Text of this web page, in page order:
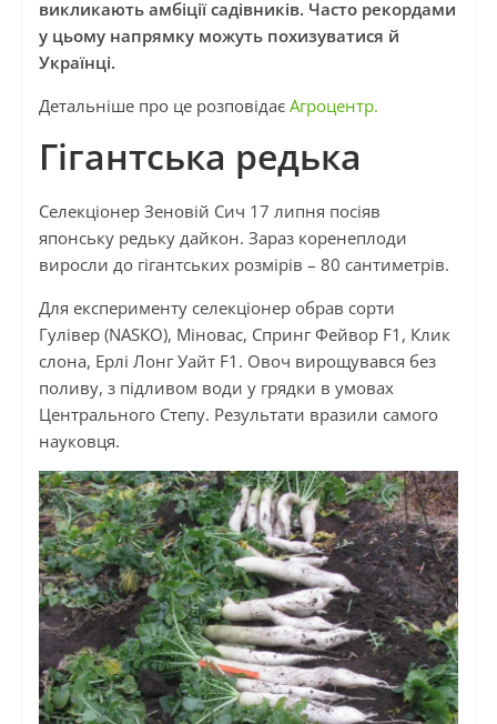
викликають амбіції садівників. Часто рекордами
у цьому напрямку можуть похизуватися й
Українці.
Детальніше про це розповідає Агроцентр.
Гігантська редька
Селекціонер Зеновій Сич 17 липня посіяв
японську редьку дайкон. Зараз коренеплоди
виросли до гігантських розмірів – 80 сантиметрів.
Для експерименту селекціонер обрав сорти
Гулівер (NASKO), Міновас, Спринг Фейвор F1, Клик
слона, Ерлі Лонг Уайт F1. Овоч вирощувався без
поливу, з підливом води у грядки в умовах
Центрального Степу. Результати вразили самого
науковця.